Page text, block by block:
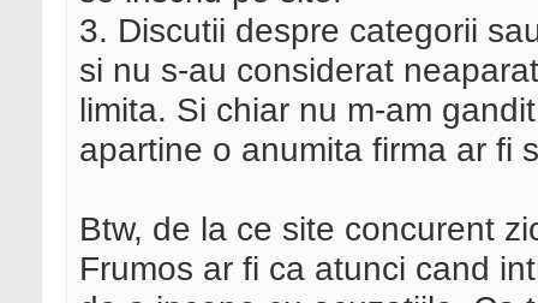
3. Discutii despre categorii
si nu s-au considerat
limita. Si chiar nu m-am
apartine o anumita firma ar fi
Btw, de la ce site concurent
Frumos ar fi ca atunci cand